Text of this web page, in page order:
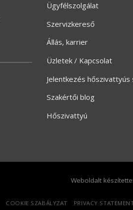
Ügyfélszolgálat
Szervizkereső
Állás, karrier
Üzletek / Kapcsolat
Jelentkezés
Szakértői blog
Hőszivattyú
Weboldalt készítette:
COOKIE SZABÁLYZAT PRIVACY